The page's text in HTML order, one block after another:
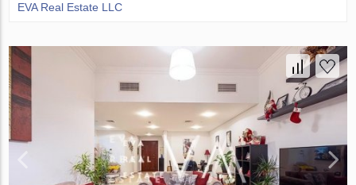
EVA Real Estate LLC